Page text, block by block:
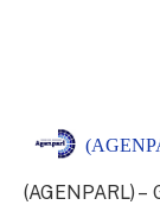
(AGENPARL) –